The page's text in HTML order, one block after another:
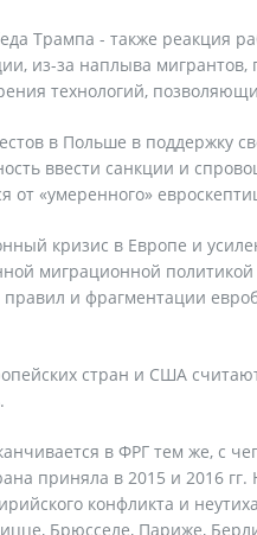
Трампа - также реакция
из-за наплыва
технологий,
в Польше в поддержку
ввести санкции и
от «умеренного»
кризис в Европе и
миграционной
и фрагментации
стран и США
в ФРГ тем же, с
приняла в 2015 и 2016
конфликта и
Брюсселе, Париже,